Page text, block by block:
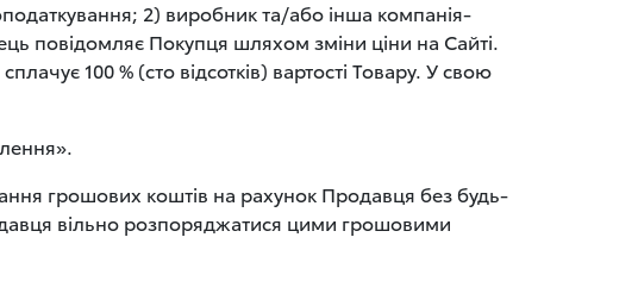
2) виробник та/або інша компанія-
повідомляє Покупця шляхом зміни ціни на Сайті.
100 % (сто відсотків) вартості Товару. У свою
грошових коштів на рахунок Продавця без будь-
вільно розпоряджатися цими грошовими